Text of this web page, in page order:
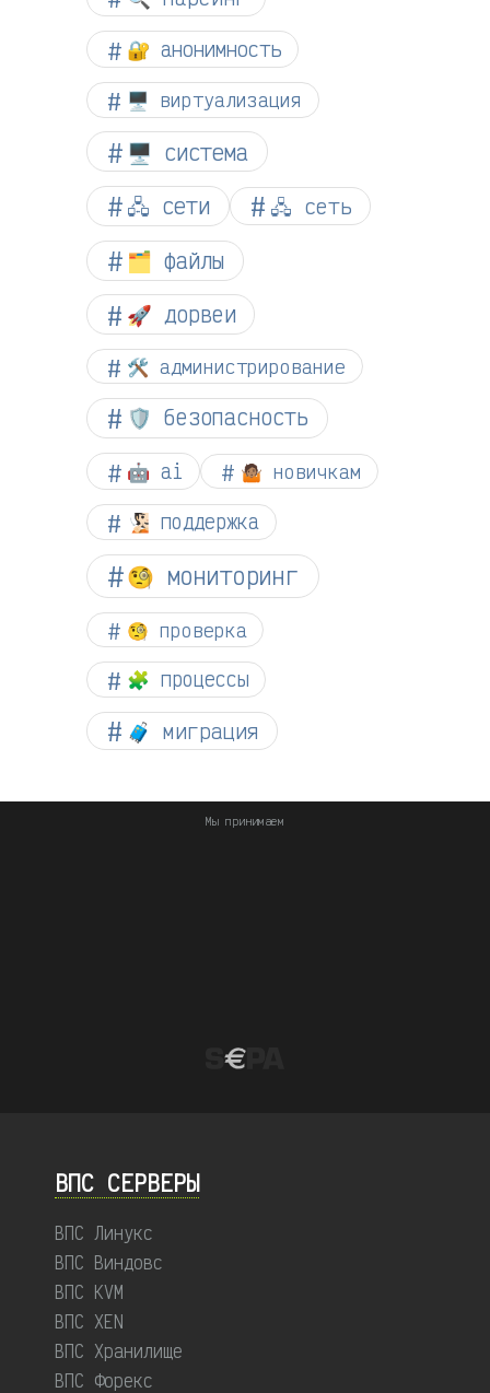
🔐 анонимность
🖥️ виртуализация
🖥️ система
🖧 сети
🖧 сеть
🗂️ файлы
🚀 дорвеи
🛠️ администрирование
🛡️ безопасность
🤖 ai 🤷🏽 новичкам
🧏🏻 поддержка
🧐 мониторинг
🧐 проверка
🧩 процессы
🧳 миграция
Мы принимаем
ВПС СЕРВЕРЫ
ВПС Линукс
ВПС Виндовс
ВПС KVM
ВПС XEN
ВПС Хранилище
ВПС Форекс